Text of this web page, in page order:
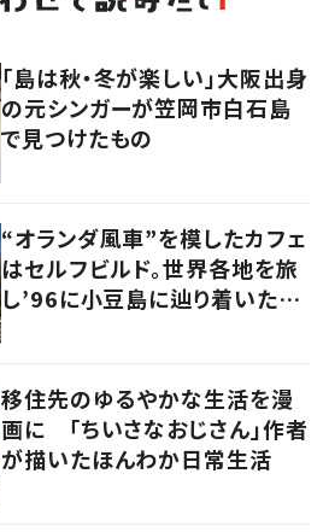
「島は秋・冬が楽しい」大阪出身
の元シンガーが笠岡市白石島
で見つけたもの
“オランダ風車”を模したカフェ
はセルフビルド。世界各地を旅
し’96に小豆島に辿り着いた家
移住先のゆるやかな生活を漫
画に 「ちいさなおじさん」作者
が描いたほんわか日常生活